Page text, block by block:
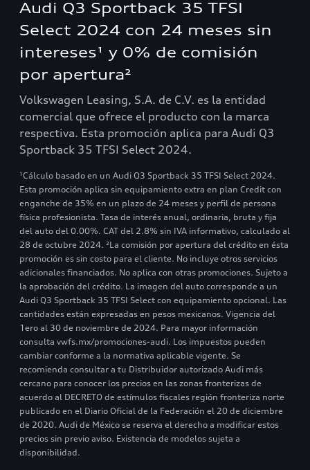
Audi Q3 Sportback 35 TFSI
Select 2024 con 24 meses sin
intereses¹ y 0% de comisión
por apertura²
Volkswagen Leasing, S.A. de C.V. es la entidad
comercial que ofrece el producto con la marca
respectiva. Esta promoción aplica para Audi Q3
Sportback 35 TFSI Select 2024.
¹Cálculo basado en un Audi Q3 Sportback 35 TFSI Select 2024.
Esta promoción aplica sin equipamiento extra en plan Credit con
enganche de 35% en un plazo de 24 meses y perfil de persona
física profesionista. Tasa de interés anual, ordinaria, bruta y fija
del auto del 0.00%. CAT del 2.8% sin IVA informativo, calculado al
28 de octubre 2024. ²La comisión por apertura del crédito en ésta
promoción es sin costo para el cliente. No incluye otros servicios
adicionales financiados. No aplica con otras promociones. Sujeto a
la aprobación del crédito. La imagen del auto corresponde a un
Audi Q3 Sportback 35 TFSI Select con equipamiento opcional. Las
cantidades están expresadas en pesos mexicanos. Vigencia del
1ero al 30 de noviembre de 2024. Para mayor información
consulta vwfs.mx/promociones-audi. Los impuestos pueden
cambiar conforme a la normativa aplicable vigente. Se
recomienda consultar a tu Distribuidor autorizado Audi más
cercano para conocer los precios en las zonas fronterizas de
acuerdo al DECRETO de estímulos fiscales región fronteriza norte
publicado en el Diario Oficial de la Federación el 20 de diciembre
de 2020. Audi de México se reserva el derecho a modificar estos
precios sin previo aviso. Existencia de modelos sujeta a
disponibilidad.